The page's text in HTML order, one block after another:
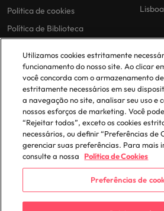
Politica de cookies
Política de Biblioteca
Lisboa
© 2025 Robert Walters Plc. All
Utilizamos cookies estritamente
funcionamento do nosso site. Ao clicar
você concorda com o armazenamento
estritamente necessários em seu
a navegação no site, analisar seu uso e
nossos esforços de marketing. Você
“Rejeitar todos”, exceto os cookies
necessários, ou definir “Preferências de
gerenciar suas preferências. Para mais
consulte a nossa
Política de Cookies
Preferências de